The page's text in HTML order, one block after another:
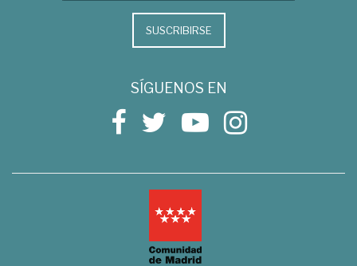
SUSCRIBIRSE
SÍGUENOS EN